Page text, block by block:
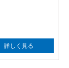
詳しく見る